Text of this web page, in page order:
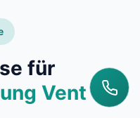
für
Vent